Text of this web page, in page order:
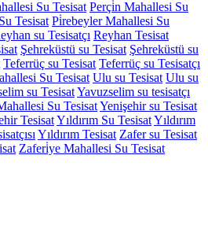
Su Tesisat Perçi̇n Mahallesi Su
Tesisat Pi̇rebeyler Mahallesi Su
su Tesisatçı Reyhan Tesisat
Şehreküstü su Tesisat Şehreküstü su
Teferrüç su Tesisat Teferrüç su Tesisatçı
Su Tesisat Ulu su Tesisat Ulu su
su TesisatYavuzselim su tesisatçı
Su TesisatYenişehir su Tesisat
TesisatYıldırım Su TesisatYıldırım
Yıldırım Tesisat Zafer su Tesisat
Zaferi̇ye Mahallesi Su Tesisat